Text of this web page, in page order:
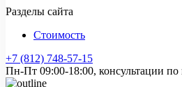
Разделы сайта
Стоимость
+7 (812) 748-57-15
Пн-Пт 09:00-18:00, консультации по